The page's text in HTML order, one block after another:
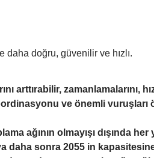
daha doğru, güvenilir ve hızlı.
arttırabilir, zamanlamalarını,
ve önemli vuruşları
ağının olmayışı dışında her
daha sonra 2055 in